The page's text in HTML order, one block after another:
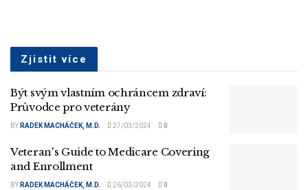
Zjistit více
Být svým vlastním ochráncem zdraví:
Průvodce pro veterány
BY RADEK MACHÁČEK, M.D. 27/03/2024 0
Veteran's Guide to Medicare Covering
and Enrollment
BY RADEK MACHÁČEK, M.D. 26/03/2024 0